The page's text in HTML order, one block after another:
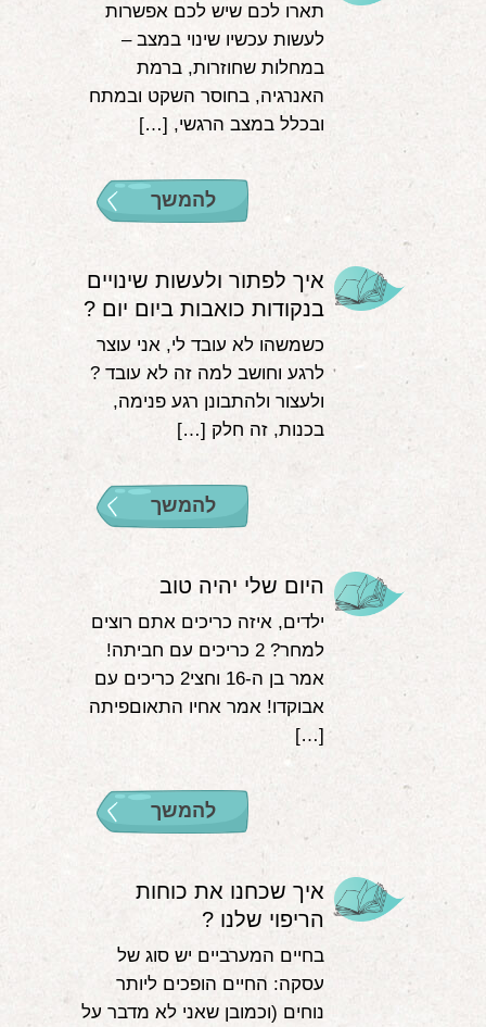
תארו לכם שיש לכם אפשרות
לעשות עכשיו שינוי במצב –
במחלות שחוזרות, ברמת
האנרגיה, בחוסר השקט ובמתח
ובכלל במצב הרגשי, […]
להמשך
איך לפתור ולעשות שינויים
בנקודות כואבות ביום יום ?
כשמשהו לא עובד לי, אני עוצר
לרגע וחושב למה זה לא עובד ?
ולעצור ולהתבונן רגע פנימה,
בכנות, זה חלק […]
להמשך
היום שלי יהיה טוב
ילדים, איזה כריכים אתם רוצים
למחר? 2 כריכים עם חביתה!
אמר בן ה-16 וחצי2 כריכים עם
אבוקדו! אמר אחיו התאוםפיתה
[…]
להמשך
איך שכחנו את כוחות
הריפוי שלנו ?
בחיים המערביים יש סוג של
עסקה: החיים הופכים ליותר
נוחים (וכמובן שאני לא מדבר על